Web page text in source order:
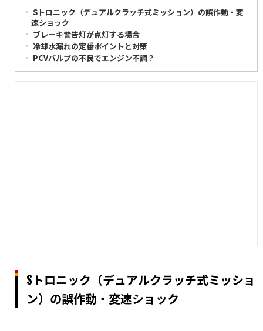
Sトロニック（デュアルクラッチ式ミッション）の誤作動・変
速ショック
ブレーキ警告灯が点灯する場合
冷却水漏れの定番ポイントと対策
PCVバルブの不良でエンジン不調？
Sトロニック（デュアルクラッチ式ミッショ
ン）の誤作動・変速ショック